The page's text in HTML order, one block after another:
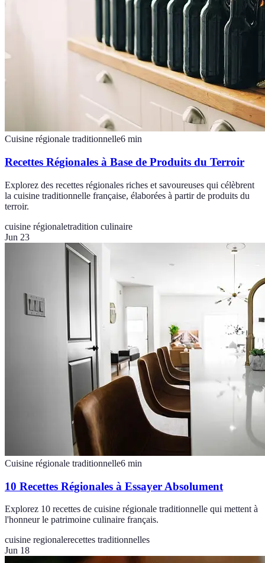
Cuisine régionale traditionnelle6 min
Recettes Régionales à Base de Produits du Terroir
Explorez des recettes régionales riches et savoureuses qui célèbrent
la cuisine traditionnelle française, élaborées à partir de produits du
terroir.
cuisine régionaletradition culinaire
Jun 23
Cuisine régionale traditionnelle6 min
10 Recettes Régionales à Essayer Absolument
Explorez 10 recettes de cuisine régionale traditionnelle qui mettent à
l'honneur le patrimoine culinaire français.
cuisine regionalerecettes traditionnelles
Jun 18